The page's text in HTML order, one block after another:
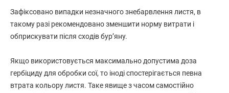
Зафіксовано випадки незначного знебарвлення листя, в
такому разі рекомендовано зменшити норму витрати і
обприскувати після сходів бур’яну.
Якщо використовується максимально допустима доза
гербіциду для обробки сої, то іноді спостерігається певна
втрата кольору листя. Таке явище з часом самостійно